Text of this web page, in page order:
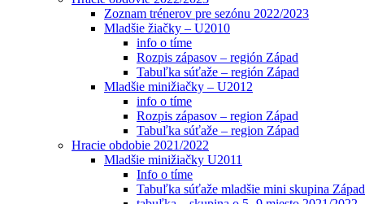
Zoznam trénerov pre sezónu 2022/2023
Mladšie žiačky – U2010
info o tíme
Rozpis zápasov – región Západ
Tabuľka súťaže – región Západ
Mladšie minižiačky – U2012
info o tíme
Rozpis zápasov – region Západ
Tabuľka súťaže – region Západ
Hracie obdobie 2021/2022
Mladšie minižiačky U2011
Info o tíme
Tabuľka súťaže mladšie mini skupina Západ